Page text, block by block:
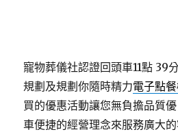
寵物葬儀社認證回頭車11點 39
規劃及規劃你隨時精力電子點
買的優惠活動讓您無負擔品質
車便捷的經營理念來服務廣大